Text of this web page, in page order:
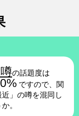
の話題度は
0% ですので、関
」の噂を混同し
。